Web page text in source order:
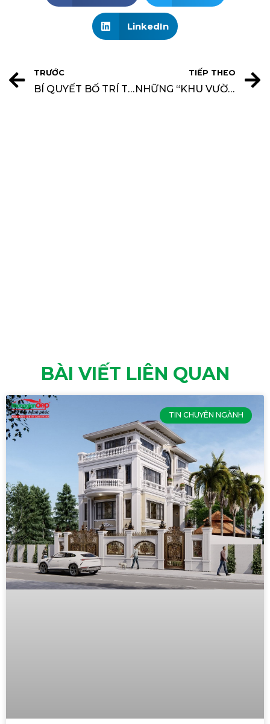
LinkedIn
TRƯỚC
BÍ QUYẾT BỐ TRÍ TIỂU CẢNH HỒ NƯỚC ĐỂ THU HÚT TÀI LỘC VÀO NHÀ
TIẾP THEO
NHỮNG “KHU VƯỜN BÍ MẬT” TRONG NHÀ PHỐ
BÀI VIẾT LIÊN QUAN
TIN CHUYÊN NGÀNH